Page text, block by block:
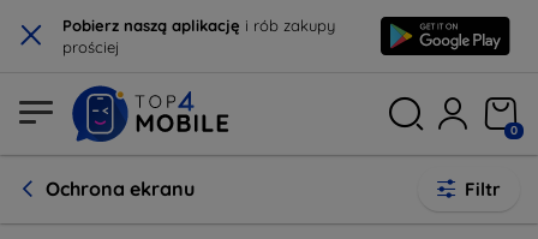
× Pobierz naszą aplikację i rób zakupy
prościej
0
Ochrona ekranu Filtr